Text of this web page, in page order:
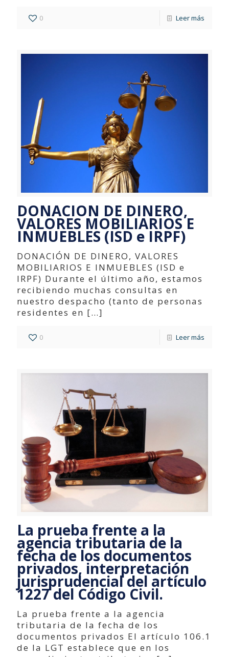
0 Leer más
DONACION DE DINERO,
VALORES MOBILIARIOS E
INMUEBLES (ISD e IRPF)
DONACIÓN DE DINERO, VALORES
MOBILIARIOS E INMUEBLES (ISD e
IRPF) Durante el último año, estamos
recibiendo muchas consultas en
nuestro despacho (tanto de personas
residentes en […]
0 Leer más
La prueba frente a la
agencia tributaria de la
fecha de los documentos
privados, interpretación
jurisprudencial del artículo
1227 del Código Civil.
La prueba frente a la agencia
tributaria de la fecha de los
documentos privados El artículo 106.1
de la LGT establece que en los